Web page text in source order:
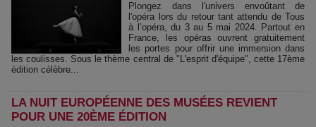
Plongez dans l'univers envoûtant de
l'opéra lors du retour tant attendu de Tous
à l’opéra, du 3 au 5 mai 2024. Partout en
France, les opéras ouvrent gratuitement
les portes pour offrir une immersion dans
les coulisses. Sous le thème central de "L'esprit d'équipe", cette 17ème
édition célèbre...
LA NUIT EUROPÉENNE DES MUSÉES REVIENT
POUR UNE 20ÈME ÉDITION